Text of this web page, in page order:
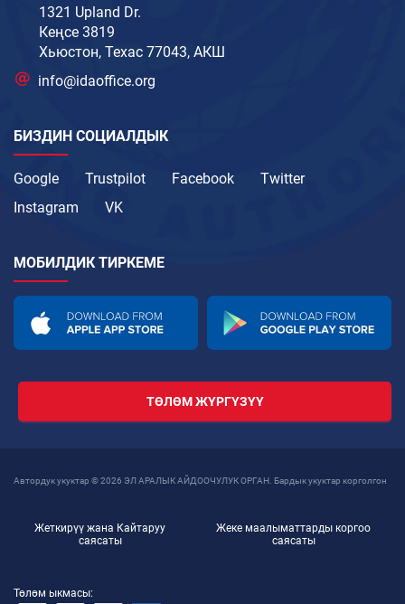
1321 Upland Dr.
Кеңсе 3819
Хьюстон, Техас 77043, АКШ
info@idaoffice.org
БИЗДИН СОЦИАЛДЫК
Google Trustpilot Facebook
Twitter
Instagram
VK
МОБИЛДИК ТИРКЕМЕ
ТӨЛӨМ ЖҮРГҮЗҮҮ
Автордук укуктар © 2026 ЭЛ АРАЛЫК АЙДООЧУЛУК ОРГАН. Бардык укуктар корголгон
Жеткирүү жана Кайтаруу
саясаты
Жеке маалыматтарды коргоо
саясаты
Төлөм ыкмасы: